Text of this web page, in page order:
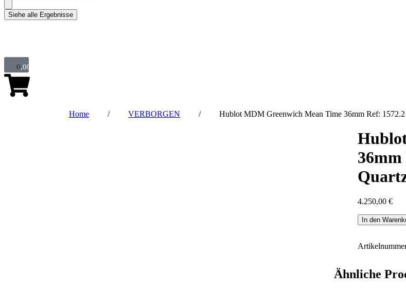
Siehe alle Ergebnisse
0,00
0
Home ‎ ‎ ‎ ‎ ‎ ‎ ‎ ‎ ‎/ ‎ ‎ ‎ ‎ ‎ ‎ ‎ ‎ VERBORGEN ‎/ ‎ ‎ ‎ ‎ ‎ ‎ ‎ ‎ Hublot MDM Greenwich Mean Time 36mm Ref: 1572.2
36mm
4.250,00 €
In den
Ähnliche